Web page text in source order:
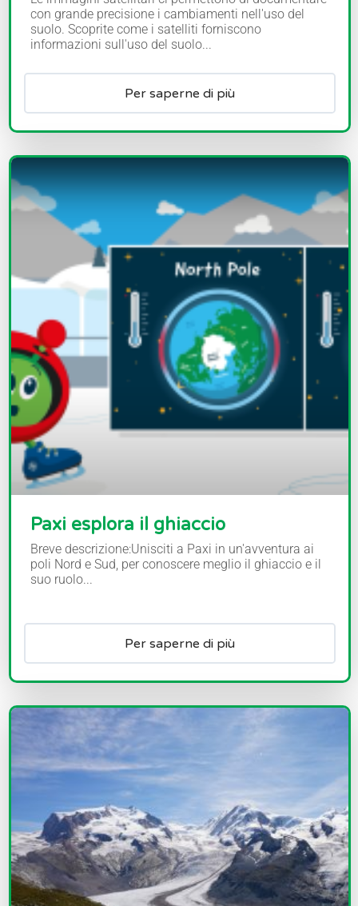
con grande precisione i cambiamenti nell'uso del
suolo. Scoprite come i satelliti forniscono
informazioni sull'uso del suolo...
Per saperne di più
Paxi esplora il ghiaccio
Breve descrizione:Unisciti a Paxi in un'avventura ai
poli Nord e Sud, per conoscere meglio il ghiaccio e il
suo ruolo...
Per saperne di più